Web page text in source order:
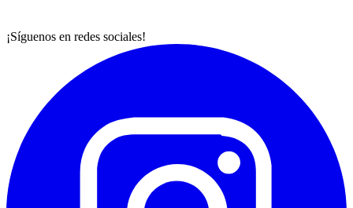
¡Síguenos en redes sociales!